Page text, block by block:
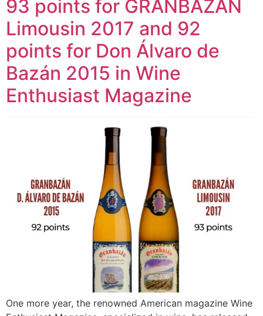
93 points for GRANBAZÁN
Limousin 2017 and 92
points for Don Álvaro de
Bazán 2015 in Wine
Enthusiast Magazine
One more year, the renowned American magazine Wine